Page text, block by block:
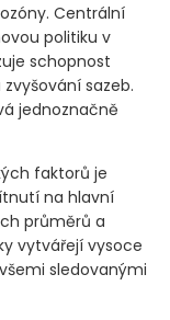
tlačí inflaci
Centrální
politiku v
schopnost
sazeb.
jednoznačně
faktorů je
na hlavní
průměrů a
vytvářejí vysoce
sledovanými